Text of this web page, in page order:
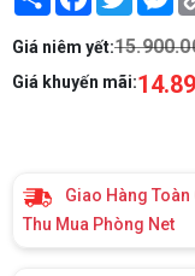
Giá niêm yết:
Giá khuyến mãi:
Giao Hàng
Thu Mua Phòng Net